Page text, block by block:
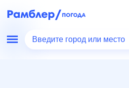
Введите город или место